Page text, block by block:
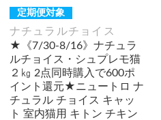
定期便対象
ナチュラルチョイス
★《7/30-8/16》ナチュラ
ルチョイス・シュプレモ猫
２㎏ 2点同時購入で600ポ
イント還元★ニュートロ ナ
チュラル チョイス キャッ
ト 室内猫用 キトン チキン